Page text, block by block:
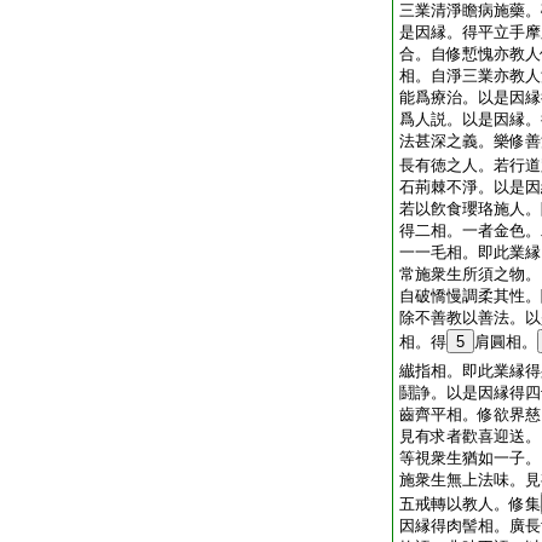
三業清淨瞻病施藥
是因縁。得平立手
合。自修慙愧亦教
相。自淨三業亦教
能爲療治。以是因
爲人説。以是因縁
法甚深之義。樂修
長有徳之人。若行
石荊棘不淨。以是
若以飮食瓔珞施人
得二相。一者金色
一一毛相。即此業
常施衆生所須之物
自破憍慢調柔其性
除不善教以善法。
相。得 5 肩圓相。
纎指相。即此業縁
鬪諍。以是因縁得
齒齊平相。修欲界
見有求者歡喜迎送
等視衆生猶如一子
施衆生無上法味。
五戒轉以教人。修集
因縁得肉髻相。廣